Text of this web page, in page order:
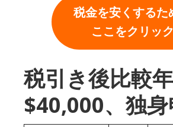
税金を安くするた
ここをクリック
税引き後比較
$40,000、独